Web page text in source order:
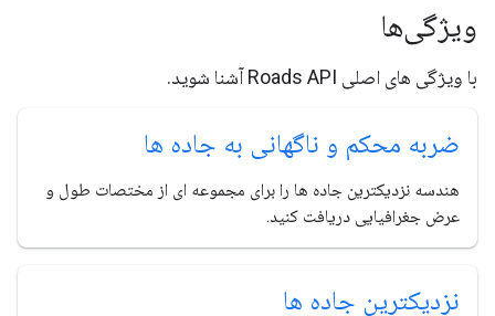
ویژگی‌ها
با ویژگی های اصلی Roads API آشنا شوید.
ضربه محکم و ناگهانی به جاده ها
هندسه نزدیکترین جاده ها را برای مجموعه ای از مختصات طول و
عرض جغرافیایی دریافت کنید.
نزدیکترین جاده ها